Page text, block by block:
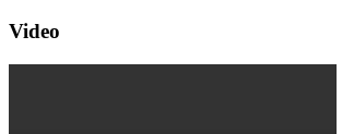
Video